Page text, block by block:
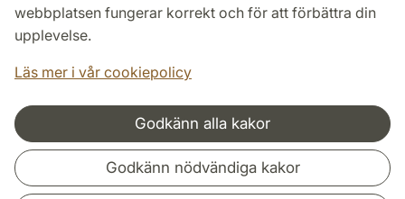
webbplatsen fungerar korrekt och för att förbättra din
upplevelse.
Läs mer i vår cookiepolicy
Godkänn alla kakor
Godkänn nödvändiga kakor
Följ oss i sociala medier
Samarbeten och nätverk